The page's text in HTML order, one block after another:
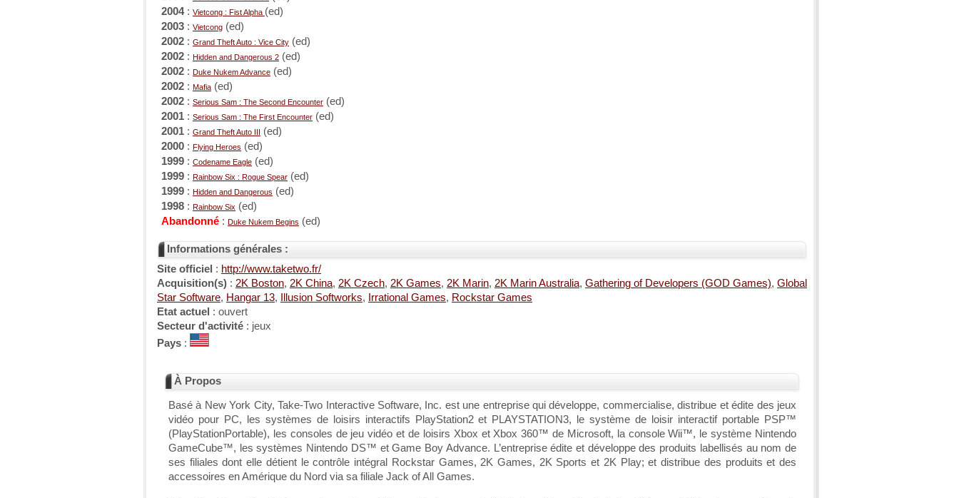
2004: Vietcong : Fist Alpha (ed)
2003 : Vietcong (ed)
2002 : Grand Theft Auto : Vice City (ed)
2002 : Hidden and Dangerous 2 (ed)
2002 : Duke Nukem Advance (ed)
2002 : Mafia (ed)
2002 : Serious Sam : The Second Encounter (ed)
2001 : Serious Sam : The First Encounter (ed)
2001 : Grand Theft Auto III (ed)
2000 : Flying Heroes (ed)
1999 : Codename Eagle (ed)
1999 : Rainbow Six : Rogue Spear (ed)
1999 : Hidden and Dangerous (ed)
1998 : Rainbow Six (ed)
Abandonné : Duke Nukem Begins (ed)
Informations générales :
Site officiel : http://www.taketwo.fr/
Acquisition(s) : 2K Boston, 2K China, 2K Czech, 2K Games, 2K Marin, 2K Marin Australia, Gathering of Developers (GOD Games), Global
Star Software, Hangar 13, Illusion Softworks, Irrational Games, Rockstar Games
Etat actuel : ouvert
Secteur d'activité : jeux
Pays :
À Propos
Basé à New York City, Take-Two Interactive Software, Inc. est une entreprise qui développe, commercialise, distribue et édite des jeux
vidéo pour PC, les systèmes de loisirs interactifs PlayStation2 et PLAYSTATION3, le système de loisir interactif portable PSP™
(PlayStationPortable), les consoles de jeu vidéo et de loisirs Xbox et Xbox 360™ de Microsoft, la console Wii™, le système Nintendo
GameCube™, les systèmes Nintendo DS™ et Game Boy Advance. L’entreprise édite et développe des produits labellisés au nom de
ses filiales dont elle détient le contrôle intégral Rockstar Games, 2K Games, 2K Sports et 2K Play; et distribue des produits et des
accessoires en Amérique du Nord via sa filiale Jack of All Games.